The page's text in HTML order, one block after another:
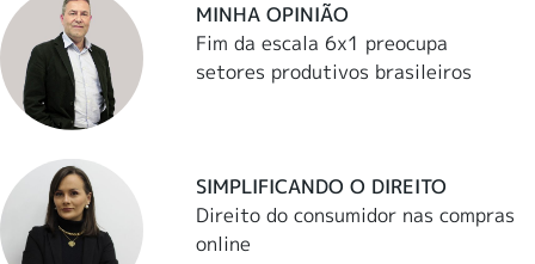
MINHA OPINIÃO
Fim da escala 6x1 preocupa
setores produtivos brasileiros
SIMPLIFICANDO O DIREITO
Direito do consumidor nas compras
online